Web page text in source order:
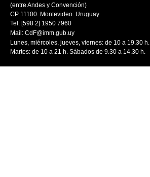
(entre Andes y Convención)
CP 11100. Montevideo. Uruguay
Tel: [598 2] 1950 7960
Mail: CdF@imm.gub.uy
Lunes, miércoles, jueves, viernes: de 10 a 19.30 h.
Martes: de 10 a 21 h. Sábados de 9.30 a 14.30 h.